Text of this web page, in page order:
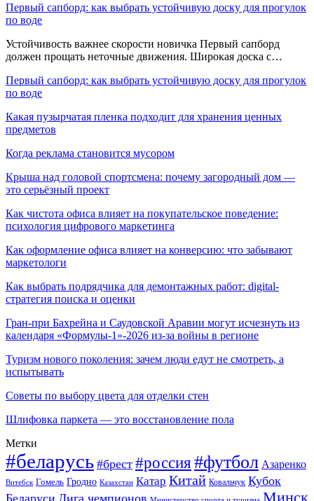
Первый сапборд: как выбрать устойчивую доску для прогулок
по воде
Устойчивость важнее скорости новичка Первый сапборд
должен прощать неточные движения. Широкая доска с…
Первый сапборд: как выбрать устойчивую доску для прогулок
по воде
Какая пузырчатая пленка подходит для хранения ценных
предметов
Когда реклама становится мусором
Крыша над головой спортсмена: почему загородный дом —
это серьёзный проект
Как чистота офиса влияет на покупательское поведение:
психология цифрового маркетинга
Как оформление офиса влияет на конверсию: что забывают
маркетологи
Как выбрать подрядчика для демонтажных работ: digital-
стратегия поиска и оценки
Гран-при Бахрейна и Саудовской Аравии могут исчезнуть из
календаря «Формулы-1»-2026 из-за войны в регионе
Туризм нового поколения: зачем люди едут не смотреть, а
испытывать
Советы по выбору цвета для отделки стен
Шлифовка паркета — это восстановление пола
Метки
#беларусь #брест #россия#футбол Азаренко
Витебск Гомель Гродно Казахстан Катар Китай Ковальчук Кубок
Беларуси Лига чемпионов Минск